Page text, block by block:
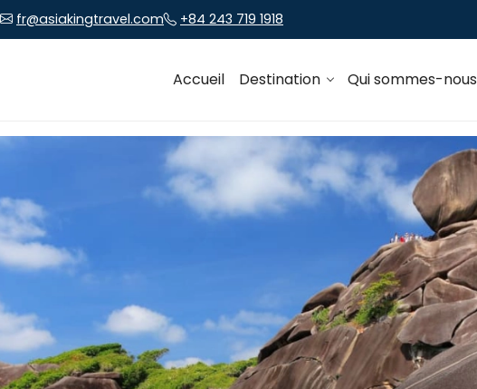
fr@asiakingtravel.com +84 243 719 1918
Accueil Destination Qui sommes-nous